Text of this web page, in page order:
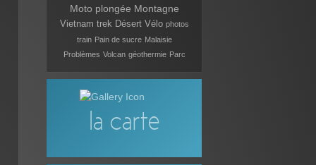
Moto plongée Montagne
Vietnam trek Désert Vélo photos
train Pain de sucre Malaisie
Problèmes Volcan géothermie Parc
la carte